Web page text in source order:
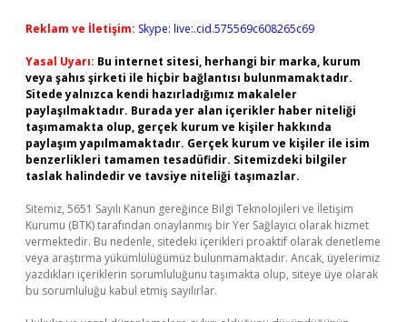
Reklam ve İletişim: Skype: live:.cid.575569c608265c69
Yasal Uyarı: Bu internet sitesi, herhangi bir marka, kurum
veya şahıs şirketi ile hiçbir bağlantısı bulunmamaktadır.
Sitede yalnızca kendi hazırladığımız makaleler
paylaşılmaktadır. Burada yer alan içerikler haber niteliği
taşımamakta olup, gerçek kurum ve kişiler hakkında
paylaşım yapılmamaktadır. Gerçek kurum ve kişiler ile isim
benzerlikleri tamamen tesadüfidir. Sitemizdeki bilgiler
taslak halindedir ve tavsiye niteliği taşımazlar.
Sitemiz, 5651 Sayılı Kanun gereğince Bilgi Teknolojileri ve İletişim
Kurumu (BTK) tarafından onaylanmış bir Yer Sağlayıcı olarak hizmet
vermektedir. Bu nedenle, sitedeki içerikleri proaktif olarak denetleme
veya araştırma yükümlülüğümüz bulunmamaktadır. Ancak, üyelerimiz
yazdıkları içeriklerin sorumluluğunu taşımakta olup, siteye üye olarak
bu sorumluluğu kabul etmiş sayılırlar.